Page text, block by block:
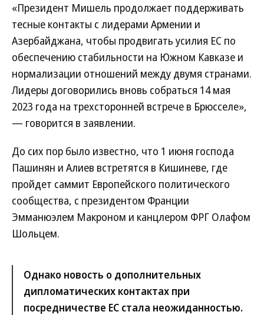
«Президент Мишель продолжает поддерживать
тесные контакты с лидерами Армении и
Азербайджана, чтобы продвигать усилия ЕС по
обеспечению стабильности на Южном Кавказе и
нормализации отношений между двумя странами.
Лидеры договорились вновь собраться 14 мая
2023 года на трехсторонней встрече в Брюсселе»,
— говорится в заявлении.
До сих пор было известно, что 1 июня господа
Пашинян и Алиев встретятся в Кишиневе, где
пройдет саммит Европейского политического
сообщества, с президентом Франции
Эмманюэлем Макроном и канцлером ФРГ Олафом
Шольцем.
Однако новость о дополнительных
дипломатических контактах при
посредничестве ЕС стала неожиданностью.